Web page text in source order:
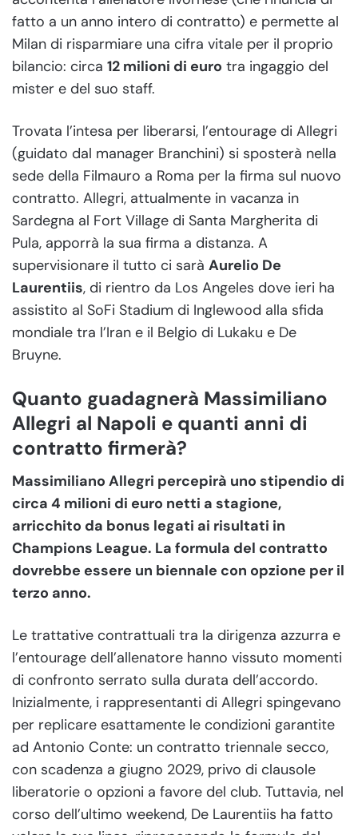
fatto a un anno intero di contratto) e permette al
Milan di risparmiare una cifra vitale per il proprio
bilancio: circa 12 milioni di euro tra ingaggio del
mister e del suo staff.
Trovata l’intesa per liberarsi, l’entourage di Allegri
(guidato dal manager Branchini) si sposterà nella
sede della Filmauro a Roma per la firma sul nuovo
contratto. Allegri, attualmente in vacanza in
Sardegna al Fort Village di Santa Margherita di
Pula, apporrà la sua firma a distanza. A
supervisionare il tutto ci sarà Aurelio De
Laurentiis, di rientro da Los Angeles dove ieri ha
assistito al SoFi Stadium di Inglewood alla sfida
mondiale tra l’Iran e il Belgio di Lukaku e De
Bruyne.
Quanto guadagnerà Massimiliano
Allegri al Napoli e quanti anni di
contratto firmerà?
Massimiliano Allegri percepirà uno stipendio di
circa 4 milioni di euro netti a stagione,
arricchito da bonus legati ai risultati in
Champions League. La formula del contratto
dovrebbe essere un biennale con opzione per il
terzo anno.
Le trattative contrattuali tra la dirigenza azzurra e
l’entourage dell’allenatore hanno vissuto momenti
di confronto serrato sulla durata dell’accordo.
Inizialmente, i rappresentanti di Allegri spingevano
per replicare esattamente le condizioni garantite
ad Antonio Conte: un contratto triennale secco,
con scadenza a giugno 2029, privo di clausole
liberatorie o opzioni a favore del club. Tuttavia, nel
corso dell’ultimo weekend, De Laurentiis ha fatto